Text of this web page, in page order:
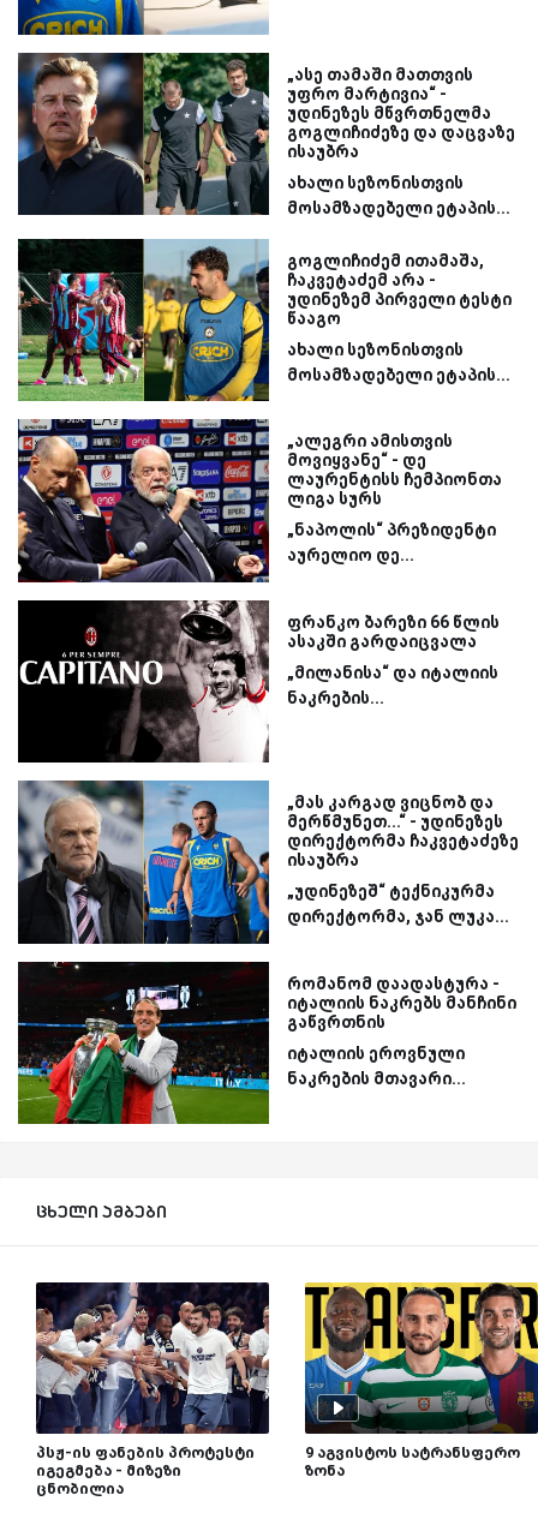
„ასე თამაში მათთვის
უფრო მარტივია“ -
უდინეზეს მწვრთნელმა
გოგლიჩიძეზე და დაცვაზე
ისაუბრა
ახალი სეზონისთვის
მოსამზადებელი ეტაპის...
გოგლიჩიძემ ითამაშა,
ჩაკვეტაძემ არა -
უდინეზემ პირველი ტესტი
წააგო
ახალი სეზონისთვის
მოსამზადებელი ეტაპის...
„ალეგრი ამისთვის
მოვიყვანე“ - დე
ლაურენტისს ჩემპიონთა
ლიგა სურს
„ნაპოლის“ პრეზიდენტი
აურელიო დე...
ფრანკო ბარეზი 66 წლის
ასაკში გარდაიცვალა
„მილანისა“ და იტალიის
ნაკრების...
„მას კარგად ვიცნობ და
მერწმუნეთ...“ - უდინეზეს
დირექტორმა ჩაკვეტაძეზე
ისაუბრა
„უდინეზეშ“ ტექნიკურმა
დირექტორმა, ჯან ლუკა...
რომანომ დაადასტურა -
იტალიის ნაკრებს მანჩინი
გაწვრთნის
იტალიის ეროვნული
ნაკრების მთავარი...
ცხელი ამბები
პსჟ-ის ფანების პროტესტი
იგეგმება - მიზეზი
ცნობილია
9 აგვისტოს სატრანსფერო
ზონა